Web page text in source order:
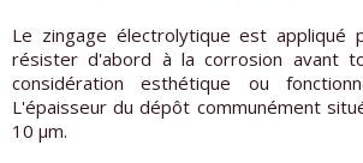
Le zingage électrolytique est appliqué
résister d'abord à la corrosion avant
considération esthétique ou
L'épaisseur du dépôt communément
10 µm.